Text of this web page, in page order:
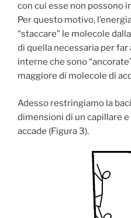
con cui esse non possono
Per questo motivo,
“staccare” le molecole
di quella necessaria per
interne che sono
maggiore di molecole di
Adesso restringiamo la
dimensioni di un capillare
accade (Figura 3).